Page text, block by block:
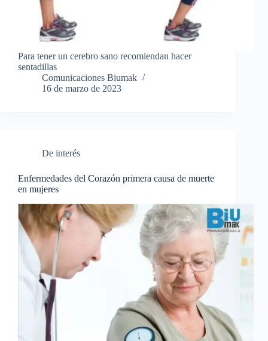
Para tener un cerebro sano recomiendan hacer
sentadillas
Comunicaciones Biumak
16 de marzo de 2023
De interés
Enfermedades del Corazón primera causa de muerte
en mujeres